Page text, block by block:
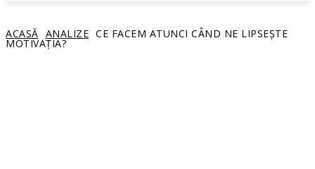
ACASĂ ANALIZE CE FACEM ATUNCI CÂND NE LIPSEȘTE
MOTIVAŢIA?